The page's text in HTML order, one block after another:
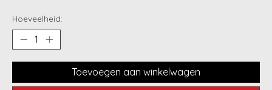
Hoeveelheid:
Toevoegen aan winkelwagen